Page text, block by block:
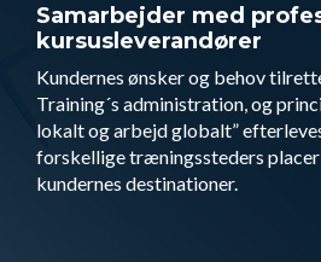
Samarbejder med
kursusleverandører
Kundernes ønsker og behov
Training´s administration, og
lokalt og arbejd globalt”
forskellige træningssteders
kundernes destinationer.